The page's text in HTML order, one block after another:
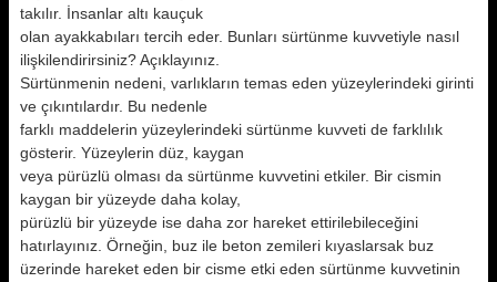
takılır. İnsanlar altı kauçuk
olan ayakkabıları tercih eder. Bunları sürtünme kuvvetiyle nasıl
ilişkilendirirsiniz? Açıklayınız.
Sürtünmenin nedeni, varlıkların temas eden yüzeylerindeki girinti
ve çıkıntılardır. Bu nedenle
farklı maddelerin yüzeylerindeki sürtünme kuv­veti de farklılık
gösterir. Yüzeylerin düz, kaygan
veya pürüzlü olması da sürtünme kuvvetini etki­ler. Bir cismin
kaygan bir yüzeyde daha kolay,
pürüzlü bir yüzeyde ise daha zor hareket ettirile­bileceğini
hatırlayınız. Örneğin, buz ile beton zemileri kıyaslarsak buz
üzerinde hareket eden bir cisme etki eden sürtünme kuvvetinin